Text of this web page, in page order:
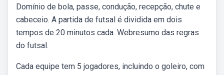
Domínio de bola, passe, condução, recepção, chute e
cabeceio. A partida de futsal é dividida em dois
tempos de 20 minutos cada. Webresumo das regras
do futsal.
Cada equipe tem 5 jogadores, incluindo o goleiro, com